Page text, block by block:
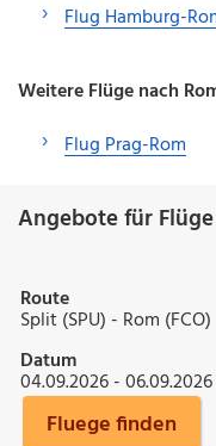
Flug Hamburg-
Weitere Flüge nach
Flug Prag-Rom
Angebote für
Route
Split (SPU) - Rom (FCO)
Datum
04.09.2026 - 06.09.2026
Fluege finden